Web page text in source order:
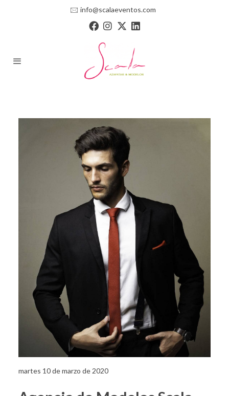
🖂 info@scalaeventos.com
martes 10 de marzo de 2020